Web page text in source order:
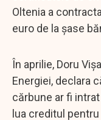
Oltenia a
euro de la şase
În aprilie, Doru
Energiei, declara
cărbune ar fi
lua creditul